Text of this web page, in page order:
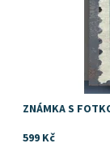
ZNÁMKA S
599 Kč